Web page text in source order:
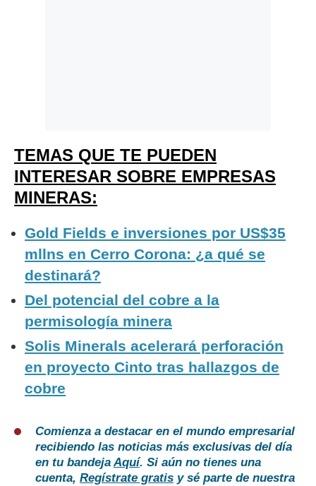
TEMAS QUE TE PUEDEN
INTERESAR SOBRE EMPRESAS
MINERAS:
Gold Fields e inversiones por US$35
mllns en Cerro Corona: ¿a qué se
destinará?
Del potencial del cobre a la
permisología minera
Solis Minerals acelerará perforación
en proyecto Cinto tras hallazgos de
cobre
Comienza a destacar en el mundo empresarial
recibiendo las noticias más exclusivas del día
en tu bandejaAquí. Si aún no tienes una
cuenta, Regístrate gratis y sé parte de nuestra